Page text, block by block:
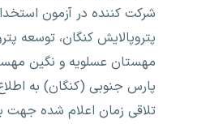
شرکت کننده در آزمون
پتروپالایش کنگان، توسعه
مهستان عسلویه و نگین
پارس جنوبی (کنگان) به
تلاقی زمان اعلام شده جهت